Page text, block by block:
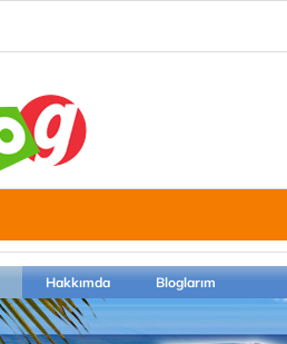
Hakkımda Bloglarım